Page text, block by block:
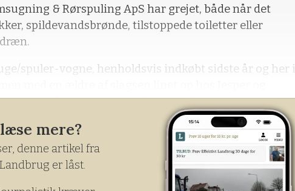
& Rørspuling ApS har grejet, både når det
spildevandsbrønde, tilstoppede toiletter eller
spuler-vogne, henholdsvis indkøbt sidste år og her i
på ejendommen på Kogsbøllevej ved Frørup.
vogn stammer fra overtagelsen af aktiviteterne fra
som i mange år drev slamsugning og spuling ved
mere?
denne artikel fra
er låst.